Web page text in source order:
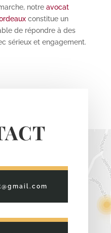
notre avocat
constitue un
de répondre à des
sérieux et engagement.